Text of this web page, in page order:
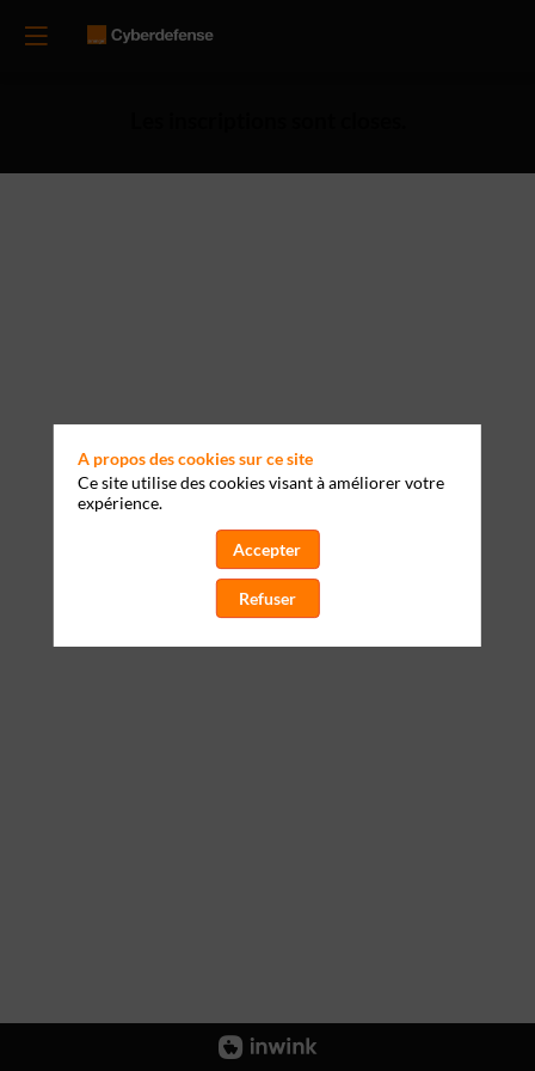
A propos des cookies sur ce site
Ce site utilise des cookies visant à améliorer votre
expérience.
Accepter
Refuser